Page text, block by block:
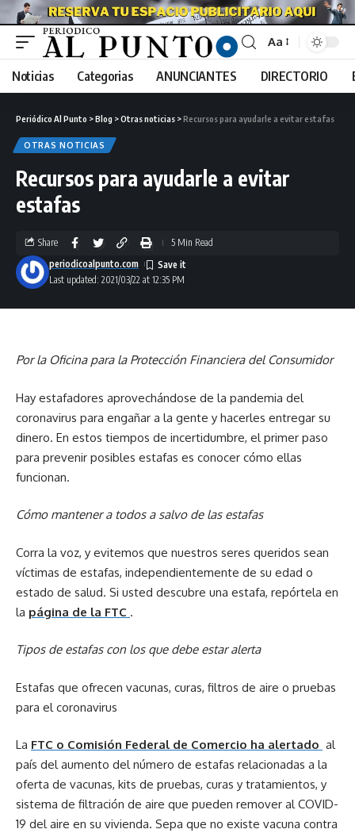
Aa
Noticias Categorias ANUNCIANTES DIRECTORIO
Periódico Al Punto >Blog >Otras noticias >Recursos para ayudarle a evitar estafas
OTRAS NOTICIAS
Recursos para ayudarle a evitar
estafas
Last updated: 2021/03/22 at 12:35 PM
periodicoalpunto.com
Share 5 Min Read
Por la Oficina para la Protección Financiera del Consumidor
Hay estafadores aprovechándose de la pandemia del
coronavirus para engañar a la gente y hacerles entregar su
dinero. En estos tiempos de incertidumbre, el primer paso
para prevenir posibles estafas es conocer cómo ellas
funcionan.
Cómo mantener a todos a salvo de las estafas
Corra la voz, y evitemos que nuestros seres queridos sean
víctimas de estafas, independientemente de su edad o
estado de salud. Si usted descubre una estafa, repórtela en
la página de la FTC .
Tipos de estafas con los que debe estar alerta
Estafas que ofrecen vacunas, curas, filtros de aire o pruebas
para el coronavirus
La FTC o Comisión Federal de Comercio ha alertado al
país del aumento del número de estafas relacionadas a la
oferta de vacunas, kits de pruebas, curas y tratamientos, y
sistema de filtración de aire que pueden remover al COVID-
19 del aire en su vivienda. Sepa que no existe vacuna contra